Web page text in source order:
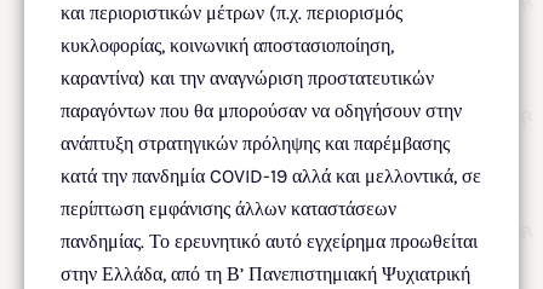
και περιοριστικών μέτρων (π.χ. περιορισμός
κυκλοφορίας, κοινωνική αποστασιοποίηση,
καραντίνα) και την αναγνώριση προστατευτικών
παραγόντων που θα μπορούσαν να οδηγήσουν στην
ανάπτυξη στρατηγικών πρόληψης και παρέμβασης
κατά την πανδημία COVID-19 αλλά και μελλοντικά, σε
περίπτωση εμφάνισης άλλων καταστάσεων
πανδημίας. Το ερευνητικό αυτό εγχείρημα προωθείται
στην Ελλάδα, από τη Β’ Πανεπιστημιακή Ψυχιατρική